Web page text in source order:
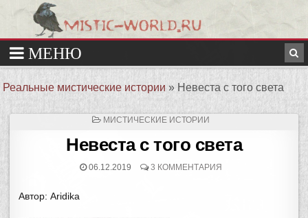
Реальные мистические истории » Невеста с того света
ОПУБЛИКОВАНО
МИСТИЧЕСКИЕ ИСТОРИИ
Невеста с того света
06.12.2019 3 КОММЕНТАРИЯ
Автор: Aridika